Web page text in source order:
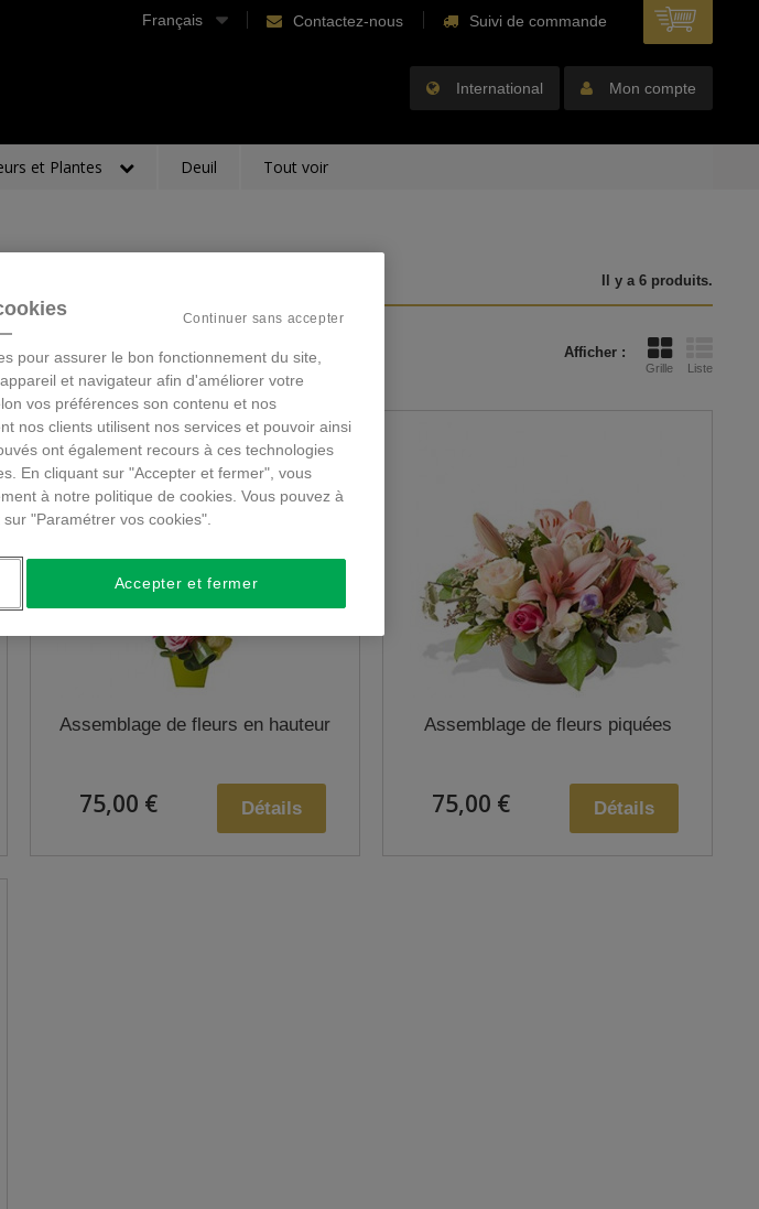
Français Contactez-nous Suivi de commande
International Mon compte
et Plantes Deuil Tout voir
Il y a 6 produits.
Afficher :
Grille Liste
Assemblage de fleurs en hauteur
75,00 € Détails
Assemblage de fleurs piquées
75,00 € Détails
pour assurer le bon fonctionnement du site,
et navigateur afin d'améliorer votre
vos préférences son contenu et nos
nos clients utilisent nos services et pouvoir ainsi
ont également recours à ces technologies
En cliquant sur "Accepter et fermer", vous
à notre politique de cookies. Vous pouvez à
"Paramétrer vos cookies".
Continuer sans accepter
Accepter et fermer